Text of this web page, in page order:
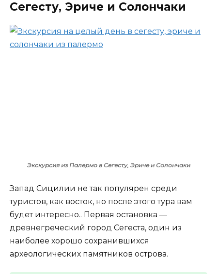
Сегесту, Эриче и Солончаки
Экскурсия из Палермо в Сегесту, Эриче и Солончаки
Запад Сицилии не так популярен среди
туристов, как восток, но после этого тура вам
будет интересно.. Первая остановка —
древнегреческий город Сегеста, один из
наиболее хорошо сохранившихся
археологических памятников острова.